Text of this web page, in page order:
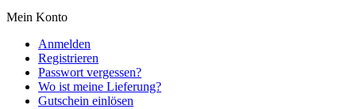
Mein Konto
Anmelden
Registrieren
Passwort vergessen?
Wo ist meine Lieferung?
Gutschein einlösen